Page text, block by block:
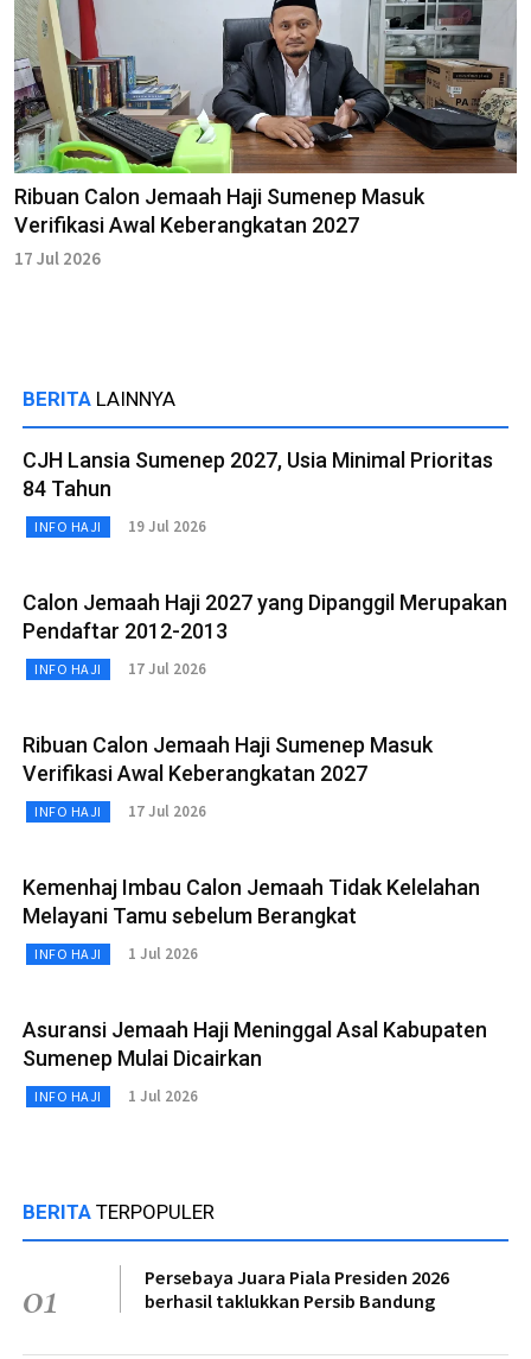
Ribuan Calon Jemaah Haji Sumenep Masuk
Verifikasi Awal Keberangkatan 2027
17 Jul 2026
BERITA LAINNYA
CJH Lansia Sumenep 2027, Usia Minimal Prioritas
84 Tahun
INFO HAJI 19 Jul 2026
Calon Jemaah Haji 2027 yang Dipanggil Merupakan
Pendaftar 2012-2013
INFO HAJI 17 Jul 2026
Ribuan Calon Jemaah Haji Sumenep Masuk
Verifikasi Awal Keberangkatan 2027
INFO HAJI 17 Jul 2026
Kemenhaj Imbau Calon Jemaah Tidak Kelelahan
Melayani Tamu sebelum Berangkat
INFO HAJI 1 Jul 2026
Asuransi Jemaah Haji Meninggal Asal Kabupaten
Sumenep Mulai Dicairkan
INFO HAJI 1 Jul 2026
BERITA TERPOPULER
01
Persebaya Juara Piala Presiden 2026
berhasil taklukkan Persib Bandung